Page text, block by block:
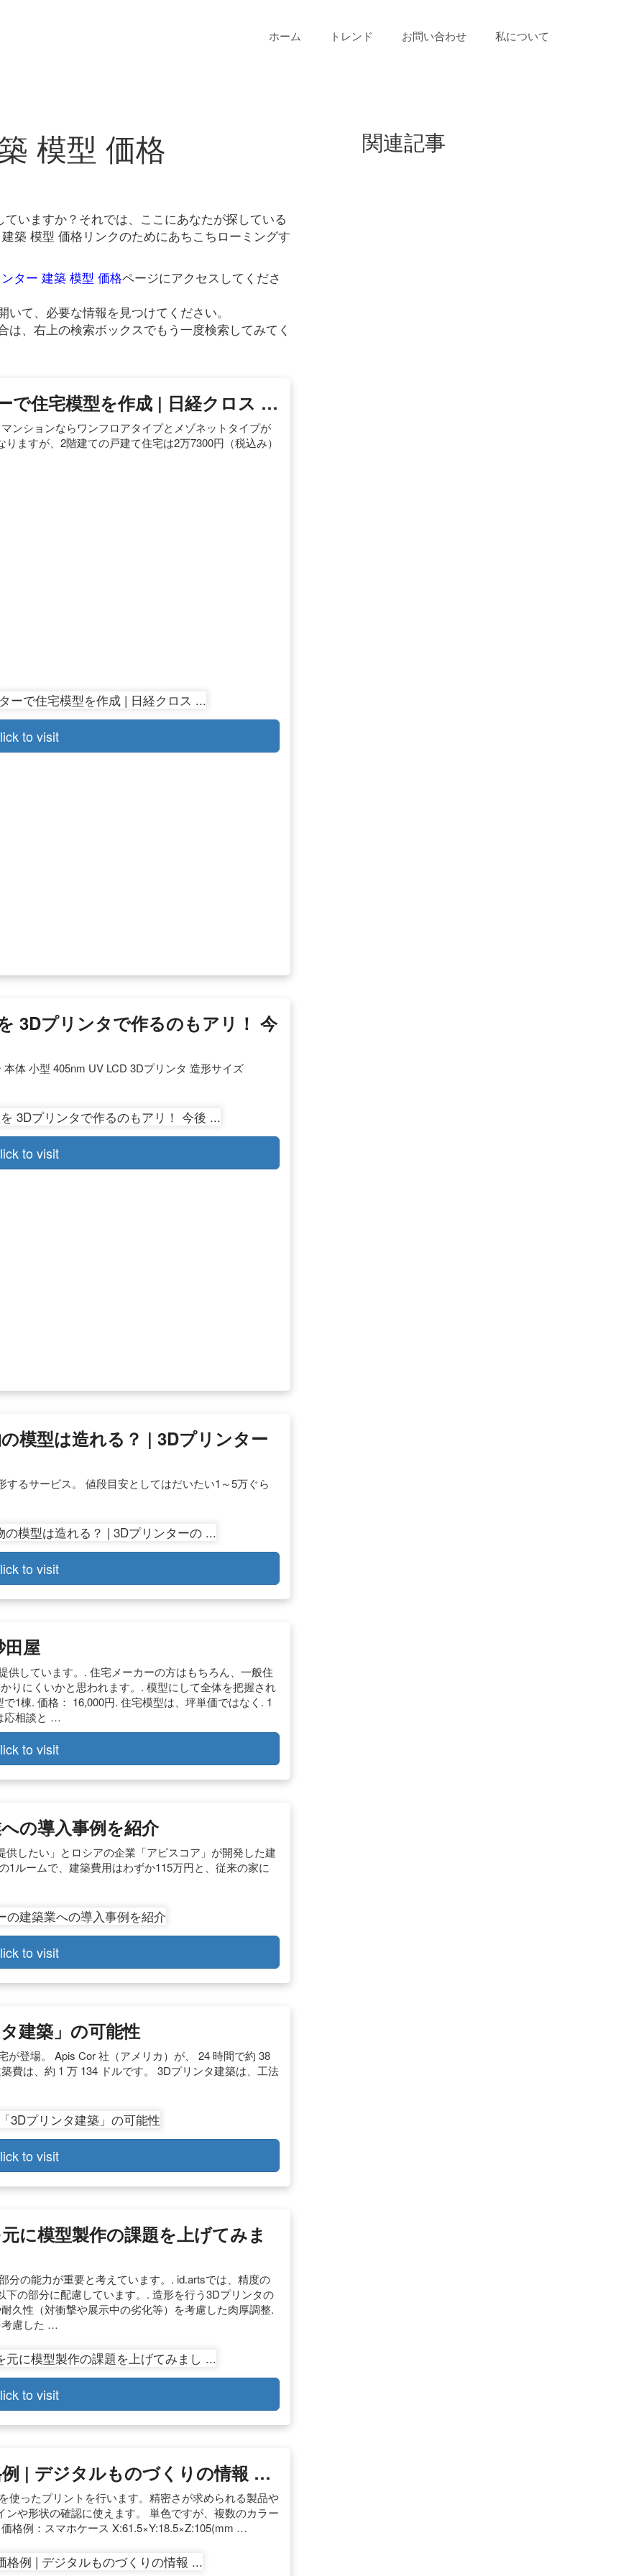
ホーム トレンド お問い合わせ 私について
模型 価格
いますか？それでは、ここにあなたが探している
築 模型 価格リンクのためにあちこちローミングす
ター 建築 模型 価格ページにアクセスしてくださ
て、必要な情報を見つけてください。
は、右上の検索ボックスでもう一度検索してみてく
で住宅模型を作成 | 日経クロス …
ンションならワンフロアタイプとメゾネットタイプが
ますが、2階建ての戸建て住宅は2万7300円（税込み）
to visit
3Dプリンタで作るのもアリ！ 今
体 小型 405nm UV LCD 3Dプリンタ 造形サイズ
to visit
模型は造れる？ | 3Dプリンター
るサービス。 値段目安としてはだいたい1～5万ぐら
to visit
田屋
供しています。. 住宅メーカーの方はもちろん、一般住
りにくいかと思われます。. 模型にして全体を把握され
1棟. 価格： 16,000円. 住宅模型は、坪単価ではなく. 1
応相談と …
to visit
の導入事例を紹介
したい」とロシアの企業「アピスコア」が開発した建
1ルームで、建築費用はわずか115万円と、従来の家に
to visit
建築」の可能性
が登場。 Apis Cor 社（アメリカ）が、 24 時間で約 38
費は、約 1 万 134 ドルです。 3Dプリンタ建築は、工法
to visit
に模型製作の課題を上げてみま
分の能力が重要と考えています。. id.artsでは、精度の
の部分に配慮しています。. 造形を行う3Dプリンタの
久性（対衝撃や展示中の劣化等）を考慮した肉厚調整.
考慮した …
to visit
| デジタルものづくりの情報 …
使ったプリントを行います。精密さが求められる製品や
や形状の確認に使えます。 単色ですが、複数のカラー
格例：スマホケース X:61.5×Y:18.5×Z:105(mm …
関連記事